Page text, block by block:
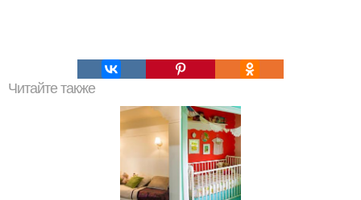
Читайте также